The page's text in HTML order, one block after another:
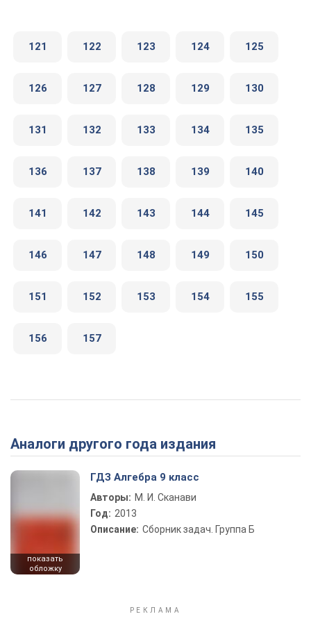
121 122 123 124 125
126 127 128 129 130
131 132 133 134 135
136 137 138 139 140
141 142 143 144 145
146 147 148 149 150
151 152 153 154 155
156 157
Аналоги другого года издания
показать
обложку
ГДЗ Алгебра 9 класс
Авторы: М. И. Сканави
Год: 2013
Описание: Сборник задач. Группа Б